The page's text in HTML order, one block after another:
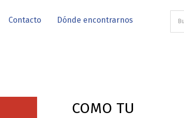
Contacto Dónde encontrarnos
COMO TU